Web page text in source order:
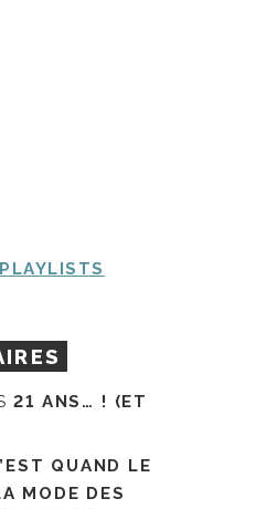
PLAYLISTS
21 ANS… ! (ET
QUAND LE
MODE DES